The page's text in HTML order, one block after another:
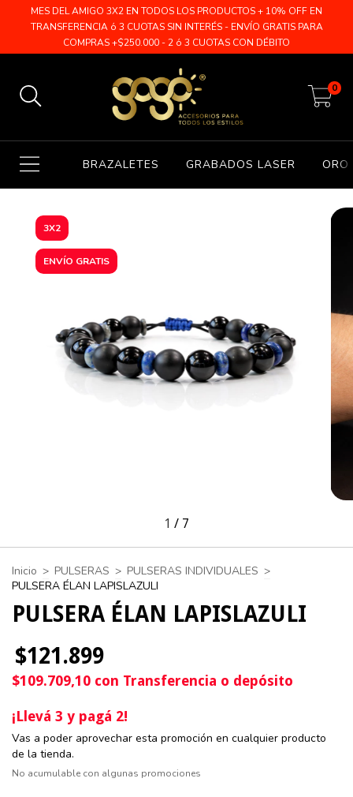
MES DEL AMIGO 3X2 EN TODOS LOS PRODUCTOS + 10% OFF EN
TRANSFERENCIA ó 3 CUOTAS SIN INTERÉS - ENVÍO GRATIS PARA
COMPRAS +$250.000 - 2 ó 3 CUOTAS CON DÉBITO
0
BRAZALETES GRABADOS LASER ORO
3X2
ENVÍO GRATIS
1 / 7
Inicio > PULSERAS > PULSERAS INDIVIDUALES >
PULSERA ÉLAN LAPISLAZULI
PULSERA ÉLAN LAPISLAZULI
$121.899
$109.709,10 con Transferencia o depósito
¡Llevá 3 y pagá 2!
Vas a poder aprovechar esta promoción en cualquier producto
de la tienda.
No acumulable con algunas promociones